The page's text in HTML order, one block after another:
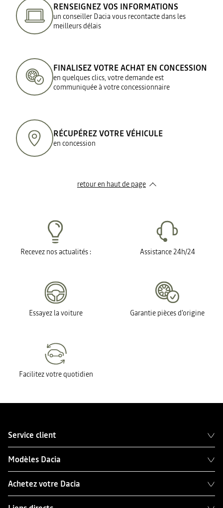
RENSEIGNEZ VOS INFORMATIONS
un conseiller Dacia vous recontacte dans les
meilleurs délais
FINALISEZ VOTRE ACHAT EN CONCESSION
en quelques clics, votre demande est
communiquée à votre concessionnaire
RÉCUPÉREZ VOTRE VÉHICULE
en concession
retour en haut de page​
Recevez nos actualités : Assistance 24h/24
Essayez la voiture Garantie pièces d'origine
Facilitez votre quotidien
Service client
Modèles Dacia
Achetez votre Dacia